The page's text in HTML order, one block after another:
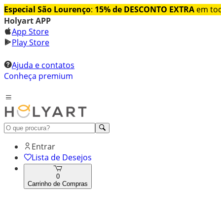
Especial São Lourenço: 15% de DESCONTO EXTRA em
Holyart APP
App Store
Play Store
Ajuda e contatos
Conheça premium
Entrar
Lista de Desejos
0
Carrinho de Compras